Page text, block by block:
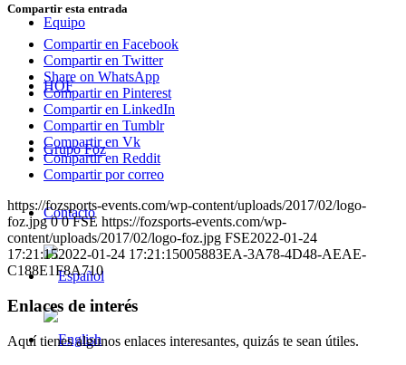
Equipo
HOF
Grupo Foz
Contacto
Compartir esta entrada
Compartir en Facebook
Compartir en Twitter
Share on WhatsApp
Compartir en Pinterest
Compartir en LinkedIn
Compartir en Tumblr
Compartir en Vk
Compartir en Reddit
Compartir por correo
https://fozsports-events.com/wp-content/uploads/2017/02/logo-
foz.jpg 0 0 FSE https://fozsports-events.com/wp-
content/uploads/2017/02/logo-foz.jpg FSE2022-01-24
17:21:152022-01-24 17:21:15005883EA-3A78-4D48-AEAE-
C188E1F8A710
Enlaces de interés
Aquí tienes algunos enlaces interesantes, quizás te sean útiles.